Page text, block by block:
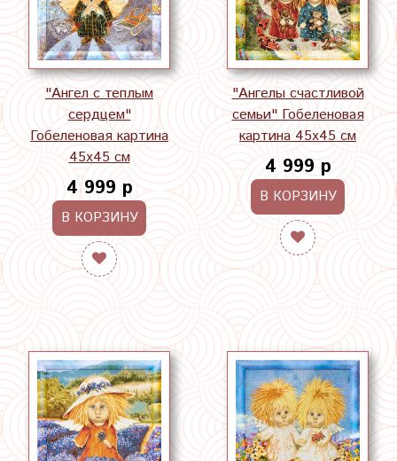
"Ангел с теплым
сердцем"
Гобеленовая картина
45х45 см
4 999 р
В КОРЗИНУ
"Ангелы счастливой
семьи" Гобеленовая
картина 45х45 см
4 999 р
В КОРЗИНУ